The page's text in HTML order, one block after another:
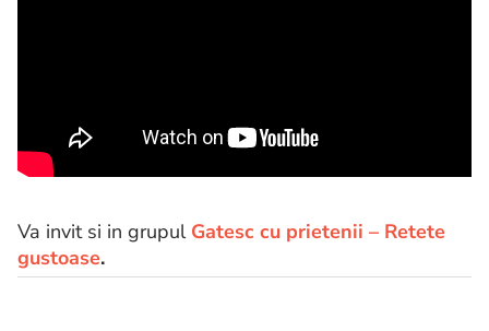
Va invit si in grupul Gatesc cu prietenii – Retete
gustoase.